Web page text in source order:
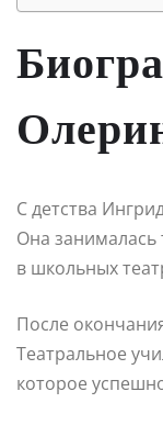
C детства
Она занималась
в школьных
После
Театральное
которое